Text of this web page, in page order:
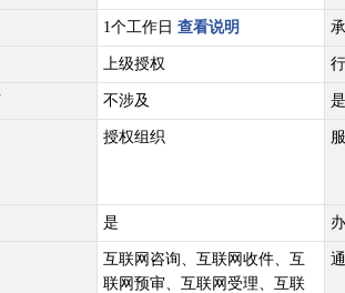
1个工作日 查看说明
上级授权
不涉及
授权组织
是
互联网咨询、互联网收件、互
联网预审、互联网受理、互联